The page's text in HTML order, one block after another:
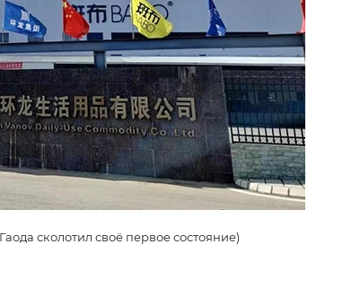
сколотил своё первое состояние)